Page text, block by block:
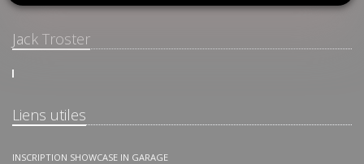
Jack Troster
Liens utiles
INSCRIPTION SHOWCASE IN GARAGE